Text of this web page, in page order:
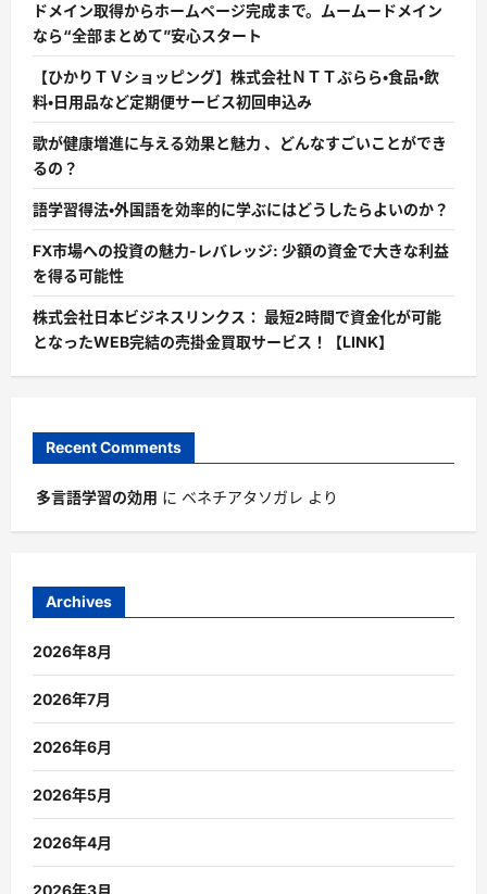
ドメイン取得からホームページ完成まで。ムームードメイン
なら“全部まとめて”安心スタート
【ひかりＴＶショッピング】株式会社ＮＴＴぷらら・食品・飲
料・日用品など定期便サービス初回申込み
歌が健康増進に与える効果と魅力 、どんなすごいことができ
るの？
語学習得法・外国語を効率的に学ぶにはどうしたらよいのか？
FX市場への投資の魅力-レバレッジ: 少額の資金で大きな利益
を得る可能性
株式会社日本ビジネスリンクス： 最短2時間で資金化が可能
となったWEB完結の売掛金買取サービス！【LINK】
Recent Comments
多言語学習の効用 に ベネチアタソガレ より
Archives
2026年8月
2026年7月
2026年6月
2026年5月
2026年4月